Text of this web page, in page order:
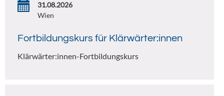
31.08.2026
Wien
Fortbildungskurs für Klärwärter:innen
Klärwärter:innen-Fortbildungskurs